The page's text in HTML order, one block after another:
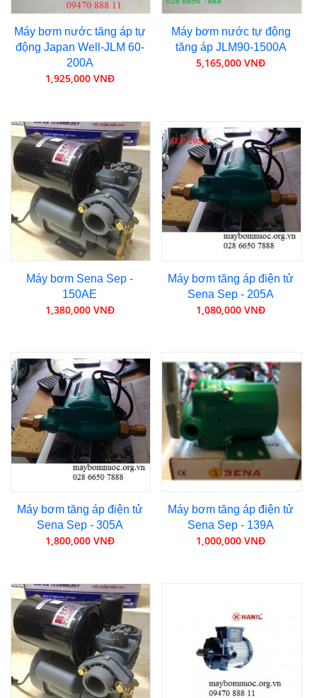
Máy bơm nước tăng áp tự
động Japan Well-JLM 60-
200A
1,925,000 VNĐ
Máy bơm nước tự động
tăng áp JLM90-1500A
5,165,000 VNĐ
Máy bơm Sena Sep -
150AE
1,380,000 VNĐ
Máy bơm tăng áp điện tử
Sena Sep - 205A
1,080,000 VNĐ
Máy bơm tăng áp điện tử
Sena Sep - 305A
1,800,000 VNĐ
Máy bơm tăng áp điện tử
Sena Sep - 139A
1,000,000 VNĐ